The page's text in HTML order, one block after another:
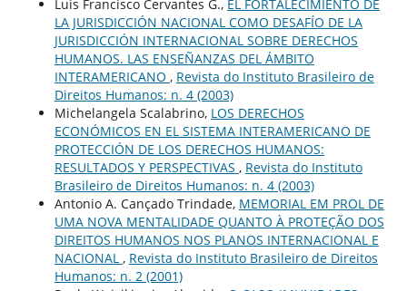
Luis Francisco Cervantes G., EL FORTALECIMIENTO DE
LA JURISDICCIÓN NACIONAL COMO DESAFÍO DE LA
JURISDICCIÓN INTERNACIONAL SOBRE DERECHOS
HUMANOS. LAS ENSEÑANZAS DEL ÁMBITO
INTERAMERICANO , Revista do Instituto Brasileiro de
Direitos Humanos: n. 4 (2003)
Michelangela Scalabrino, LOS DERECHOS
ECONÓMICOS EN EL SISTEMA INTERAMERICANO DE
PROTECCIÓN DE LOS DERECHOS HUMANOS:
RESULTADOS Y PERSPECTIVAS , Revista do Instituto
Brasileiro de Direitos Humanos: n. 4 (2003)
Antonio A. Cançado Trindade, MEMORIAL EM PROL DE
UMA NOVA MENTALIDADE QUANTO À PROTEÇÃO DOS
DIREITOS HUMANOS NOS PLANOS INTERNACIONAL E
NACIONAL , Revista do Instituto Brasileiro de Direitos
Humanos: n. 2 (2001)